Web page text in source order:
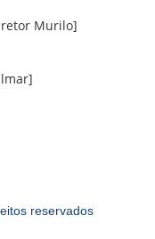
Murilo]
reservados